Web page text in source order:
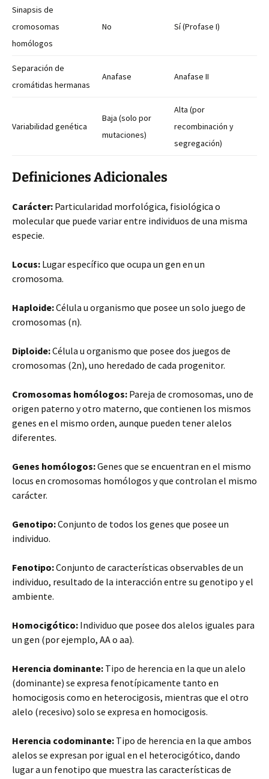
Sinapsis de
cromosomas
homólogos
No Sí (Profase I)
Separación de
cromátidas hermanas
Anafase Anafase II
Variabilidad genética
Baja (solo por
mutaciones)
Alta (por
recombinación y
segregación)
Definiciones Adicionales
Carácter: Particularidad morfológica, fisiológica o
molecular que puede variar entre individuos de una misma
especie.
Locus: Lugar específico que ocupa un gen en un
cromosoma.
Haploide:Célula u organismo que posee un solo juego de
cromosomas (n).
Diploide:Célula u organismo que posee dos juegos de
cromosomas (2n), uno heredado de cada progenitor.
Cromosomas homólogos: Pareja de cromosomas, uno de
origen paterno y otro materno, que contienen los mismos
genes en el mismo orden, aunque pueden tener alelos
diferentes.
Genes homólogos:Genes que se encuentran en el mismo
locus en cromosomas homólogos y que controlan el mismo
carácter.
Genotipo:Conjunto de todos los genes que posee un
individuo.
Fenotipo:Conjunto de características observables de un
individuo, resultado de la interacción entre su genotipo y el
ambiente.
Homocigótico: Individuo que posee dos alelos iguales para
un gen (por ejemplo, AA o aa).
Herencia dominante: Tipo de herencia en la que un alelo
(dominante) se expresa fenotípicamente tanto en
homocigosis como en heterocigosis, mientras que el otro
alelo (recesivo) solo se expresa en homocigosis.
Herencia codominante: Tipo de herencia en la que ambos
alelos se expresan por igual en el heterocigótico, dando
lugar a un fenotipo que muestra las características de